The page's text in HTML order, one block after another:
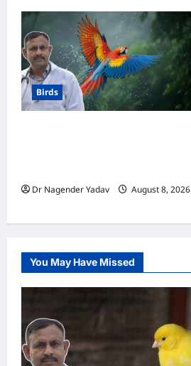
Birds
Dr Nagender Yadav
August 8, 2026
You May Have Missed